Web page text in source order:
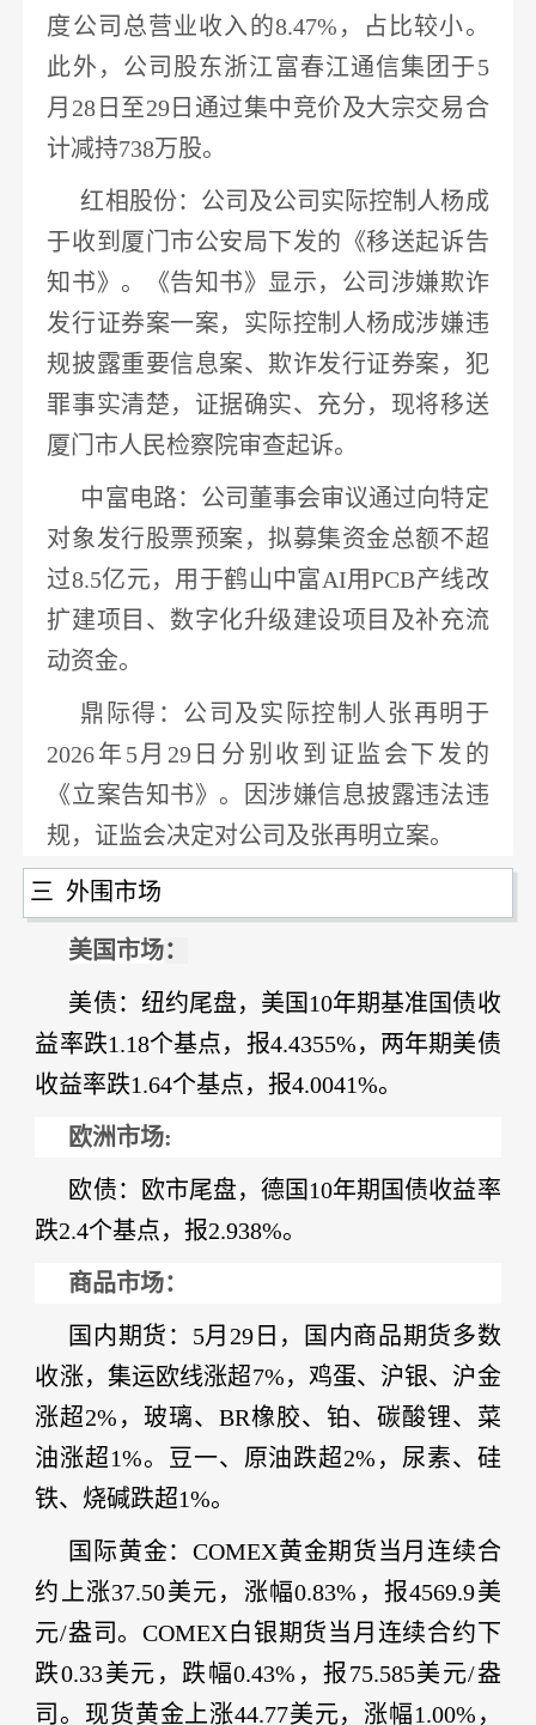
度公司总营业收入的8.47% ，占比较小。
此外，公司股东浙江富春江通信集团于5
月28日至29日通过集中竞价及大宗交易合
计减持738万股。
红相股份：公司及公司实际控制人杨成
于收到厦门市公安局下发的《移送起诉告
知书》。《告知书》显示，公司涉嫌欺诈
发行证券案一案， 实际控制人杨成涉嫌违
规披露重要信息案、欺诈发行证券案 ，犯
罪事实清楚，证据确实、充分，现将移送
厦门市人民检察院审查起诉。
中富电路：公司董事会审议通过向特定
对象发行股票预案，拟募集资金总额不超
过8.5亿元，用于鹤山中富AI用PCB产线改
扩建项目、数字化升级建设项目及补充流
动资金。
鼎际得 ：公司及实际控制人张再明于
2026年5月29日分别收到证监会下发的
《立案告知书》。因涉嫌信息披露违法违
规， 证监会决定对公司及张再明立案。
三 外围市场
美国市场：
美债： 纽约尾盘，美国 10年期基准国债收
益率跌1.18个基点，报4.4355%，两年期美债
收益率跌1.64个基点，报4.0041%。
欧洲市场:
欧债：
欧市尾盘，德国 10年期国债收益率
跌2.4个基点，报2.938%。
商品市场：
国内期货 ： 5月29日，国内商品期货多数
收涨，集运欧线涨超7%，鸡蛋、沪银、沪金
涨超2%，玻璃、BR橡胶、铂、碳酸锂、菜
油涨超1%。豆一、原油跌超2%，尿素、硅
铁、烧碱跌超1%。
国际黄金：COMEX黄金期货当月连续合
约上涨37.50美元，涨幅0.83%，报4569.9美
元/盎司。COMEX白银期货当月连续合约下
跌0.33美元，跌幅0.43%，报75.585美元/盎
司。现货黄金 上涨44.77美元，涨幅1.00%，